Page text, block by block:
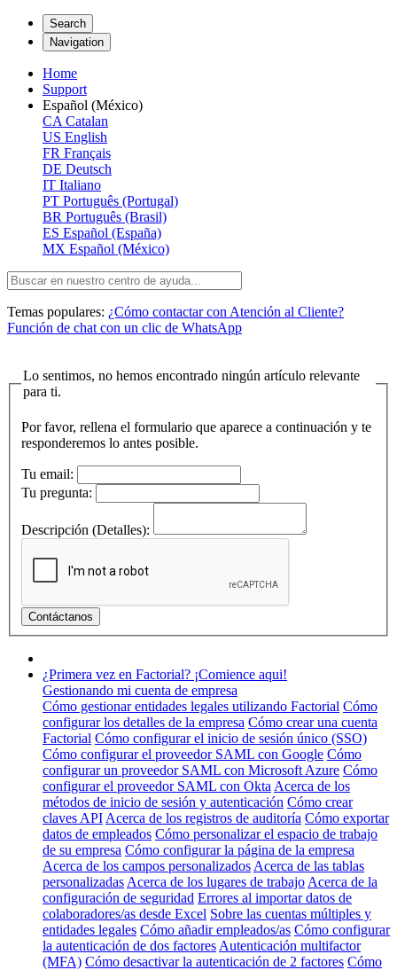
Search
Navigation
Home
Support
Español (México)
CA Catalan
US English
FR Français
DE Deutsch
IT Italiano
PT Português (Portugal)
BR Português (Brasil)
ES Español (España)
MX Español (México)
Temas populares: ¿Cómo contactar con Atención al Cliente?
Función de chat con un clic de WhatsApp
Lo sentimos, no hemos encontrado ningún artículo relevante
para ti.
Por favor, rellena el formulario que aparece a continuación y te
responderemos lo antes posible.
Tu email:
Tu pregunta:
Descripción (Detalles):
¿Primera vez en Factorial? ¡Comience aqui!
Gestionando mi cuenta de empresa
Cómo gestionar entidades legales utilizando Factorial Cómo
configurar los detalles de la empresa Cómo crear una cuenta
Factorial Cómo configurar el inicio de sesión único (SSO)
Cómo configurar el proveedor SAML con Google Cómo
configurar un proveedor SAML con Microsoft Azure Cómo
configurar el proveedor SAML con Okta Acerca de los
métodos de inicio de sesión y autenticación Cómo crear
claves API Acerca de los registros de auditoría Cómo exportar
datos de empleados Cómo personalizar el espacio de trabajo
de su empresa Cómo configurar la página de la empresa
Acerca de los campos personalizados Acerca de las tablas
personalizadas Acerca de los lugares de trabajo Acerca de la
configuración de seguridad Errores al importar datos de
colaboradores/as desde Excel Sobre las cuentas múltiples y
entidades legales Cómo añadir empleados/as Cómo configurar
la autenticación de dos factores Autenticación multifactor
(MFA) Cómo desactivar la autenticación de 2 factores Cómo